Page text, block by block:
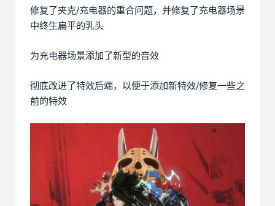
修复了夹克/充电器的重合问题，并修复了充电器场景
中终生扁平的乳头
为充电器场景添加了新型的音效
彻底改进了特效后端，以便于添加新特效/修复一些之
前的特效